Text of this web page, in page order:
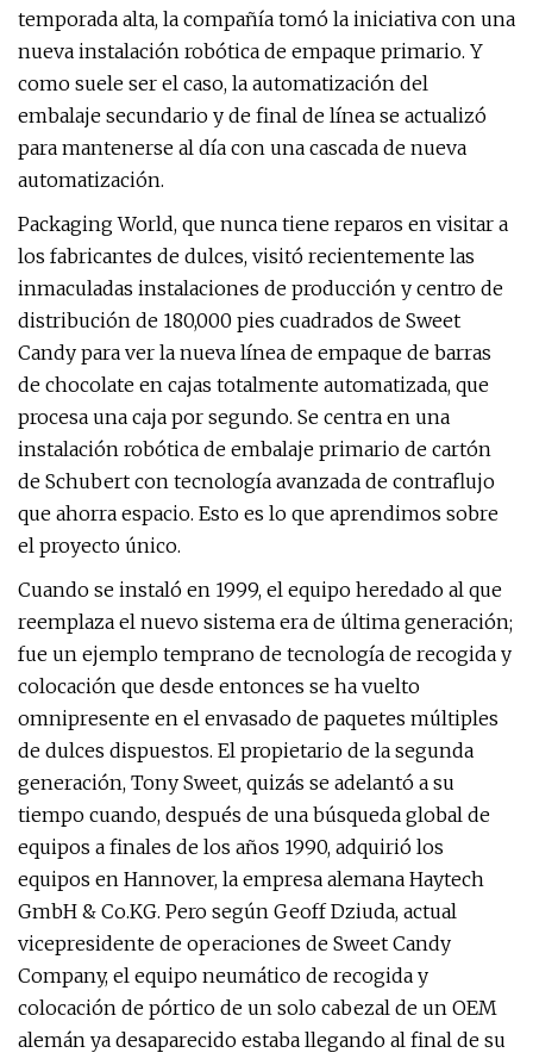
temporada alta, la compañía tomó la iniciativa con una
nueva instalación robótica de empaque primario. Y
como suele ser el caso, la automatización del
embalaje secundario y de final de línea se actualizó
para mantenerse al día con una cascada de nueva
automatización.
Packaging World, que nunca tiene reparos en visitar a
los fabricantes de dulces, visitó recientemente las
inmaculadas instalaciones de producción y centro de
distribución de 180,000 pies cuadrados de Sweet
Candy para ver la nueva línea de empaque de barras
de chocolate en cajas totalmente automatizada, que
procesa una caja por segundo. Se centra en una
instalación robótica de embalaje primario de cartón
de Schubert con tecnología avanzada de contraflujo
que ahorra espacio. Esto es lo que aprendimos sobre
el proyecto único.
Cuando se instaló en 1999, el equipo heredado al que
reemplaza el nuevo sistema era de última generación;
fue un ejemplo temprano de tecnología de recogida y
colocación que desde entonces se ha vuelto
omnipresente en el envasado de paquetes múltiples
de dulces dispuestos. El propietario de la segunda
generación, Tony Sweet, quizás se adelantó a su
tiempo cuando, después de una búsqueda global de
equipos a finales de los años 1990, adquirió los
equipos en Hannover, la empresa alemana Haytech
GmbH & Co.KG. Pero según Geoff Dziuda, actual
vicepresidente de operaciones de Sweet Candy
Company, el equipo neumático de recogida y
colocación de pórtico de un solo cabezal de un OEM
alemán ya desaparecido estaba llegando al final de su